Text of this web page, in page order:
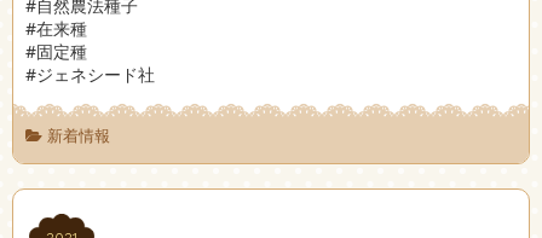
#自然農法種子
#在来種
#固定種
#ジェネシード社
新着情報